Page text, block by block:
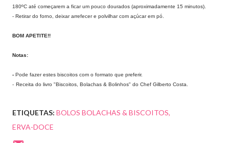
180ºC até começarem a ficar um pouco dourados (aproximadamente 15 minutos).
- Retirar do forno, deixar arrefecer e polvilhar com açúcar em pó.
BOM APETITE!!
Notas:
- Pode fazer estes biscoitos com o formato que preferir.
- Receita do livro "Biscoitos, Bolachas & Bolinhos" do Chef Gilberto Costa.
ETIQUETAS: BOLOS BOLACHAS & BISCOITOS
ERVA-DOCE